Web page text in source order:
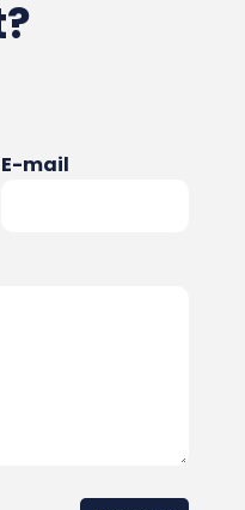
E-mail